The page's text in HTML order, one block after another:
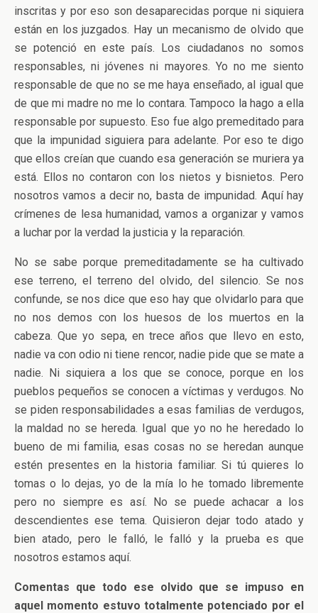
inscritas y por eso son desaparecidas porque ni siquiera
están en los juzgados. Hay un mecanismo de olvido que
se potenció en este país. Los ciudadanos no somos
responsables, ni jóvenes ni mayores. Yo no me siento
responsable de que no se me haya enseñado, al igual que
de que mi madre no me lo contara. Tampoco la hago a ella
responsable por supuesto. Eso fue algo premeditado para
que la impunidad siguiera para adelante. Por eso te digo
que ellos creían que cuando esa generación se muriera ya
está. Ellos no contaron con los nietos y bisnietos. Pero
nosotros vamos a decir no, basta de impunidad. Aquí hay
crímenes de lesa humanidad, vamos a organizar y vamos
a luchar por la verdad la justicia y la reparación.
No se sabe porque premeditadamente se ha cultivado
ese terreno, el terreno del olvido, del silencio. Se nos
confunde, se nos dice que eso hay que olvidarlo para que
no nos demos con los huesos de los muertos en la
cabeza. Que yo sepa, en trece años que llevo en esto,
nadie va con odio ni tiene rencor, nadie pide que se mate a
nadie. Ni siquiera a los que se conoce, porque en los
pueblos pequeños se conocen a víctimas y verdugos. No
se piden responsabilidades a esas familias de verdugos,
la maldad no se hereda. Igual que yo no he heredado lo
bueno de mi familia, esas cosas no se heredan aunque
estén presentes en la historia familiar. Si tú quieres lo
tomas o lo dejas, yo de la mía lo he tomado libremente
pero no siempre es así. No se puede achacar a los
descendientes ese tema. Quisieron dejar todo atado y
bien atado, pero le falló, le falló y la prueba es que
nosotros estamos aquí.
Comentas que todo ese olvido que se impuso en
aquel momento estuvo totalmente potenciado por el